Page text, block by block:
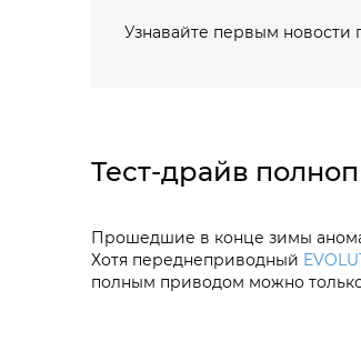
Узнавайте первым новости
Тест-драйв
Прошедшие в конце зимы
Хотя переднеприводный
полным приводом можно